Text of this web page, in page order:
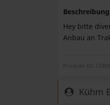
Beschreibung
Hey bitte
Anbau an
Produkt-ID: 12909
Kühm